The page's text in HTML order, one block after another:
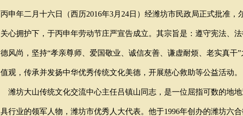
丙申年二月十六日（西历2016年3月24日）经潍坊市民政局正式批准，
关心拥护下，于丙申年劳动节庄严宣告成立。其宗旨是：遵守宪法、
德风尚，坚持“孝亲尊师、爱国敬业、诚信友善、谦虚耐烦、老实真干
值观，传承并发扬中华优秀传统文化美德，开展慈心救助等公益活动。
潍坊大山传统文化交流中心主任吕镇山同志，是一位屈指可数的地
具行业的领军人物，潍坊市优秀人大代表。他于1996年创办的潍坊六